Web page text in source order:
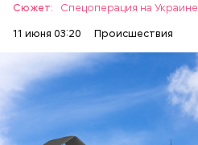
Сюжет:
Спецоперация на Украине
11 июня 03:20
Происшествия